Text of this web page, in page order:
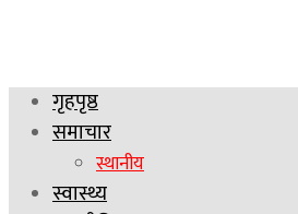
गृहपृष्ठ
समाचार
स्थानीय
स्वास्थ्य